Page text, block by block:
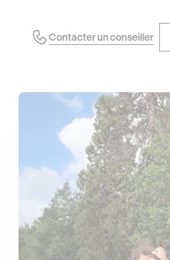
J'EN PROFITE !Contacter un conseiller